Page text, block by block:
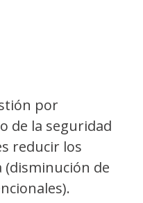
por
de la seguridad
reducir los
(disminución de